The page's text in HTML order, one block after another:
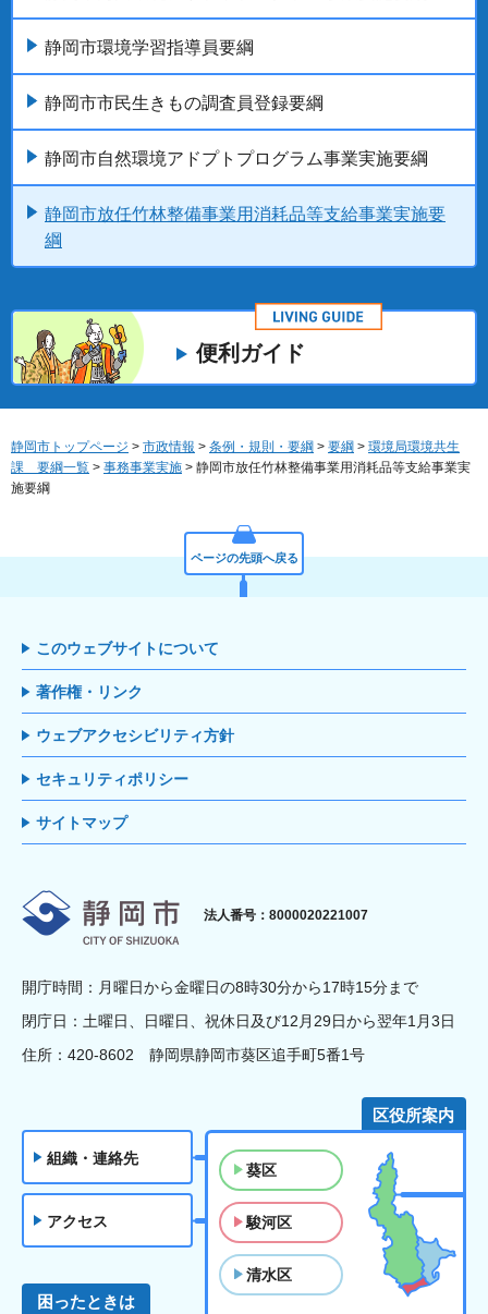
静岡市環境学習指導員要綱
静岡市市民生きもの調査員登録要綱
静岡市自然環境アドプトプログラム事業実施要綱
静岡市放任竹林整備事業用消耗品等支給事業実施要
綱
便利ガイド
静岡市トップページ > 市政情報 > 条例・規則・要綱 > 要綱 > 環境局環境共生
課 要綱一覧 > 事務事業実施 > 静岡市放任竹林整備事業用消耗品等支給事業実
施要綱
ページの先頭へ戻る
このウェブサイトについて
著作権・リンク
ウェブアクセシビリティ方針
セキュリティポリシー
サイトマップ
静岡市
法人番号：8000020221007
開庁時間：月曜日から金曜日の8時30分から17時15分まで
閉庁日：土曜日、日曜日、祝休日及び12月29日から翌年1月3日
住所：420-8602 静岡県静岡市葵区追手町5番1号
組織・連絡先
アクセス
区役所案内
葵区
駿河区
清水区
困ったときは